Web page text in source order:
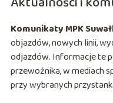
Komunikaty MPK
objazdów, nowych linii,
odjazdów. Informacje te
przewoźnika, w mediach
przy wybranych